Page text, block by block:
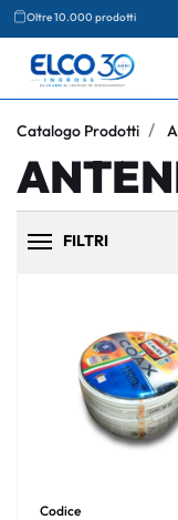
Oltre 10.000 prodotti
Agevolazioni fiscali
Catalogo Prodotti
Codice
FILTRI